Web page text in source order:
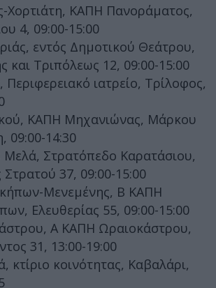
Χορτιάτη, ΚΑΠΗ Πανοράματος,
4, 09:00-15:00
εντός Δημοτικού Θεάτρου,
και Τριπόλεως 12, 09:00-15:00
ιατρείο, Τρίλοφος,
ΚΑΠΗ Μηχανιώνας, Μάρκου
09:00-14:30
Στρατόπεδο Καρατάσιου,
37, 09:00-15:00
Μενεμένης, Β ΚΑΠΗ
Ελευθερίας 55, 09:00-15:00
Α ΚΑΠΗ Ωραιοκάστρου,
31, 13:00-19:00
κτίριο κοινότητας, Καβαλάρι,